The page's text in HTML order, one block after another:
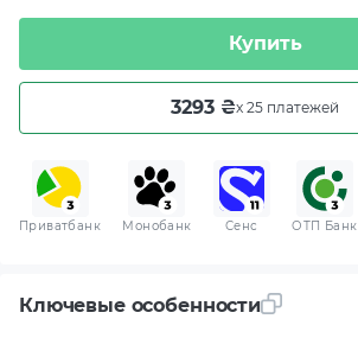
Купить
3293 ₴x 25 платежей
Приватбанк Монобанк Сенс ОТП Банк
Ключевые особенности